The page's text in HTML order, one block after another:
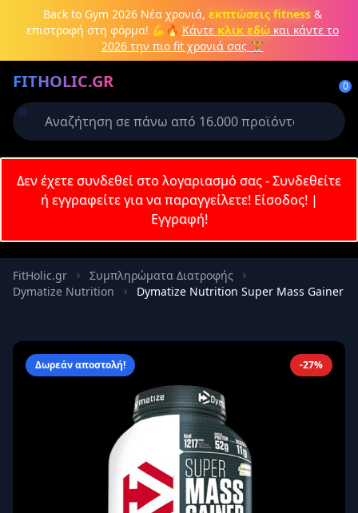
Μετάβαση στο κύριο περιεχόμενο
Back to Gym 2026Νέα χρονιά, εκπτώσεις fitness&
επιστροφή στη φόρμα! 💪🔥 Κάντε κλικ εδώκαι κάντε το
2026 την πιο fit χρονιά σας 🏋️
FITHOLIC.GR 0
Πρωτεΐνες Pre-Workout Aμινοξέα Καύση λίπους
Δεν έχετε συνδεθεί στο λογαριασμό σας - Συνδεθείτε
ή εγγραφείτε για να παραγγείλετε! Είσοδος!|
Εγγραφή!
FitHolic.gr
Συμπληρώματα Διατροφής
Dymatize Nutrition
Dymatize Nutrition Super Mass Gainer
Δωρεάν αποστολή! -27%
Δημιουργήστε λογαριασμό ή
Απαιτείται για την ολοκλήρωση της
παραγγελίας σας
Σύνδεση Εγγραφή
Κωδικός
Απομνημόνευση Ξεχάσατε τον κωδικό σας;
Σύνδεση
Δεν έχετε λογαριασμό; Εγγραφείτε εδώ
Ασφαλής σύνδεση